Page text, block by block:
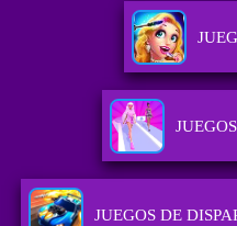
JUEGOS DE